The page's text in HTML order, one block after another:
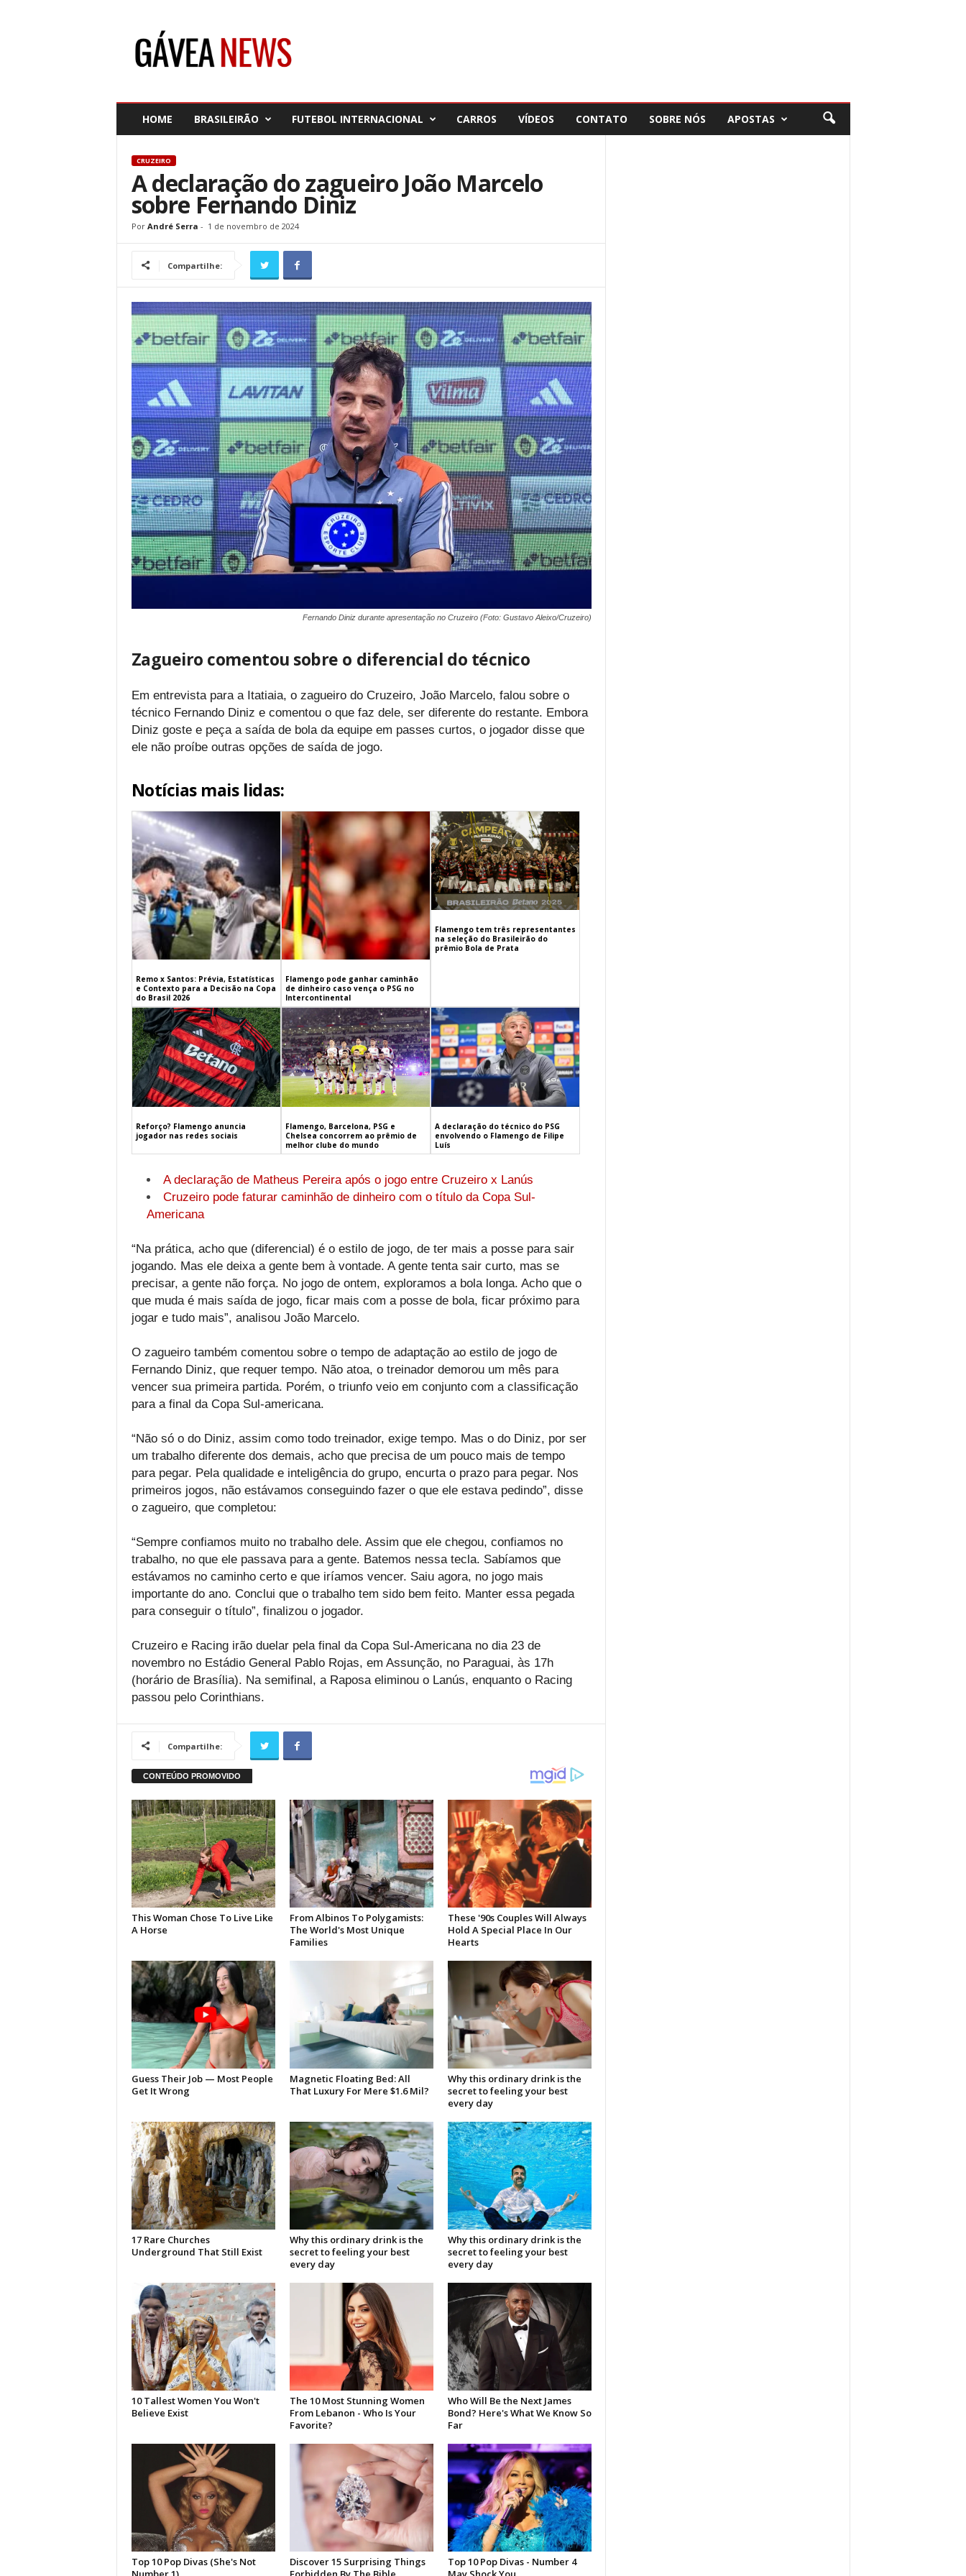
HOME BRASILEIRÃO FUTEBOL INTERNACIONAL CARROS VÍDEOS CONTATO SOBRE NÓS APOSTAS
CRUZEIRO
A declaração do zagueiro João Marcelo
sobre Fernando Diniz
Por André Serra - 1 de novembro de 2024
Compartilhe:
Fernando Diniz durante apresentação no Cruzeiro (Foto: Gustavo Aleixo/Cruzeiro)
Zagueiro comentou sobre o diferencial do técnico
Em entrevista para a Itatiaia, o zagueiro do Cruzeiro, João Marcelo, falou sobre o
técnico Fernando Diniz e comentou o que faz dele, ser diferente do restante. Embora
Diniz goste e peça a saída de bola da equipe em passes curtos, o jogador disse que
ele não proíbe outras opções de saída de jogo.
Notícias mais lidas:
Remo x Santos: Prévia, Estatísticas
e Contexto para a Decisão na Copa
do Brasil 2026
Flamengo pode ganhar caminhão
de dinheiro caso vença o PSG no
Intercontinental
Flamengo tem três representantes
na seleção do Brasileirão do
prêmio Bola de Prata
Reforço? Flamengo anuncia
jogador nas redes sociais
Flamengo, Barcelona, PSG e
Chelsea concorrem ao prêmio de
melhor clube do mundo
A declaração do técnico do PSG
envolvendo o Flamengo de Filipe
Luís
A declaração de Matheus Pereira após o jogo entre Cruzeiro x Lanús
Cruzeiro pode faturar caminhão de dinheiro com o título da Copa Sul-
Americana
“Na prática, acho que (diferencial) é o estilo de jogo, de ter mais a posse para sair
jogando. Mas ele deixa a gente bem à vontade. A gente tenta sair curto, mas se
precisar, a gente não força. No jogo de ontem, exploramos a bola longa. Acho que o
que muda é mais saída de jogo, ficar mais com a posse de bola, ficar próximo para
jogar e tudo mais”, analisou João Marcelo.
O zagueiro também comentou sobre o tempo de adaptação ao estilo de jogo de
Fernando Diniz, que requer tempo. Não atoa, o treinador demorou um mês para
vencer sua primeira partida. Porém, o triunfo veio em conjunto com a classificação
para a final da Copa Sul-americana.
“Não só o do Diniz, assim como todo treinador, exige tempo. Mas o do Diniz, por ser
um trabalho diferente dos demais, acho que precisa de um pouco mais de tempo
para pegar. Pela qualidade e inteligência do grupo, encurta o prazo para pegar. Nos
primeiros jogos, não estávamos conseguindo fazer o que ele estava pedindo”, disse
o zagueiro, que completou:
“Sempre confiamos muito no trabalho dele. Assim que ele chegou, confiamos no
trabalho, no que ele passava para a gente. Batemos nessa tecla. Sabíamos que
estávamos no caminho certo e que iríamos vencer. Saiu agora, no jogo mais
importante do ano. Conclui que o trabalho tem sido bem feito. Manter essa pegada
para conseguir o título”, finalizou o jogador.
Cruzeiro e Racing irão duelar pela final da Copa Sul-Americana no dia 23 de
novembro no Estádio General Pablo Rojas, em Assunção, no Paraguai, às 17h
(horário de Brasília). Na semifinal, a Raposa eliminou o Lanús, enquanto o Racing
passou pelo Corinthians.
Compartilhe: